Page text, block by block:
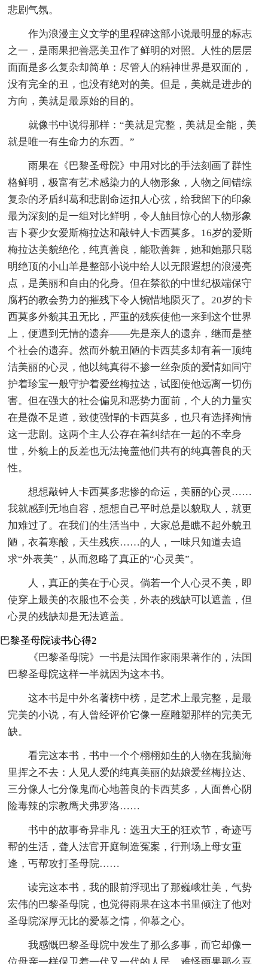
悲剧气氛。
作为浪漫主义文学的里程碑这部小说最明显的标志
之一，是雨果把善恶美丑作了鲜明的对照。人性的层层
面面是多么复杂却简单：尽管人的精神世界是双面的，
没有完全的丑，也没有绝对的美。但是，美就是进步的
方向，美就是最原始的目的。
就像书中说得那样：“美就是完整，美就是全能，美
就是唯一有生命力的东西。”
雨果在《巴黎圣母院》中用对比的手法刻画了群性
格鲜明，极富有艺术感染力的人物形象，人物之间错综
复杂的矛盾纠葛和悲剧命运扣人心弦，给我留下的印象
最为深刻的是一组对比鲜明，令人触目惊心的人物形象
吉卜赛少女爱斯梅拉达和敲钟人卡西莫多。16岁的爱斯
梅拉达美貌绝伦，纯真善良，能歌善舞，她和她那只聪
明绝顶的小山羊是整部小说中给人以无限遐想的浪漫亮
点，是美丽和自由的化身。但在禁欲的中世纪极端保守
腐朽的教会势力的摧残下令人惋惜地陨灭了。20岁的卡
西莫多外貌其丑无比，严重的残疾使他一来到这个世界
上，便遭到无情的遗弃——先是亲人的遗弃，继而是整
个社会的遗弃。然而外貌丑陋的卡西莫多却有着一顶纯
洁美丽的心灵，他以纯真得不掺一丝杂质的爱情如同守
护着珍宝一般守护着爱丝梅拉达，试图使他远离一切伤
害。但在强大的社会偏见和恶势力面前，个人的力量实
在是微不足道，致使强悍的卡西莫多，也只有选择殉情
这一悲剧。这两个主人公存在着纠结在一起的不幸身
世，外貌上的反差也无法掩盖他们共有的纯真善良的天
性。
想想敲钟人卡西莫多悲惨的命运，美丽的心灵……
我就感到无地自容，想想自己平时总是以貌取人，就更
加难过了。在我们的生活当中，大家总是瞧不起外貌丑
陋，衣着寒酸，天生残疾……的人，一味只知道去追
求“外表美”，从而忽略了真正的“心灵美”。
人，真正的美在于心灵。倘若一个人心灵不美，即
使穿上最美的衣服也不会美，外表的残缺可以遮盖，但
心灵的残缺却是无法遮盖。
巴黎圣母院读书心得2
《巴黎圣母院》一书是法国作家雨果著作的，法国
巴黎圣母院这样一半就因为这本书。
这本书是中外名著榜中榜，是艺术上最完整，是最
完美的小说，有人曾经评价它像一座雕塑那样的完美无
缺。
看完这本书，书中一个个栩栩如生的人物在我脑海
里挥之不去：人见人爱的纯真美丽的姑娘爱丝梅拉达、
三分像人七分像鬼而心地善良的卡西莫多，人面兽心阴
险毒辣的宗教鹰犬弗罗洛……
书中的故事奇异非凡：选丑大王的狂欢节，奇迹丐
帮的生活，聋人法官开庭制造冤案，行刑场上母女重
逢，丐帮攻打圣母院……
读完这本书，我的眼前浮现出了那巍峨壮美，气势
宏伟的巴黎圣母院，也觉得雨果在这本书里倾注了他对
圣母院深厚无比的爱慕之情，仰慕之心。
我感慨巴黎圣母院中发生了那么多事，而它却像一